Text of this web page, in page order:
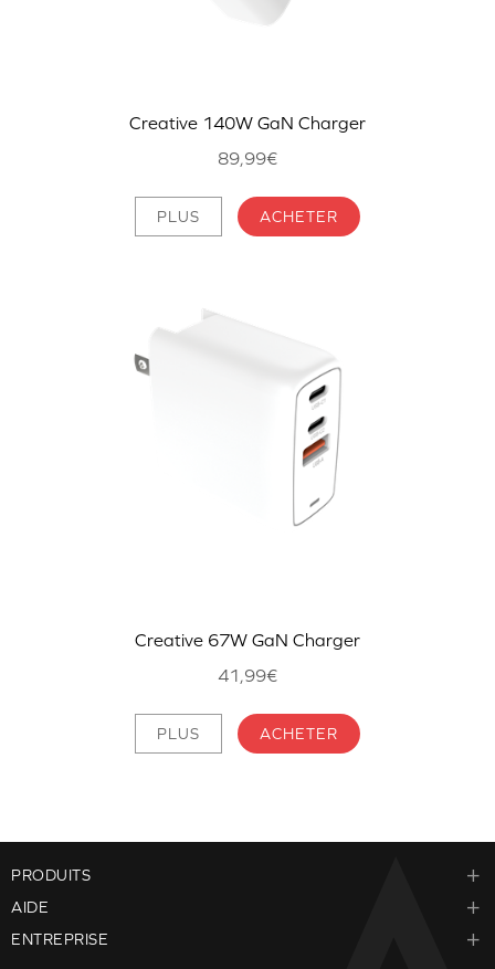
Creative 140W GaN Charger
89,99€
PLUS ACHETER
Creative 67W GaN Charger
41,99€
PLUS ACHETER
PRODUITS
AIDE
ENTREPRISE